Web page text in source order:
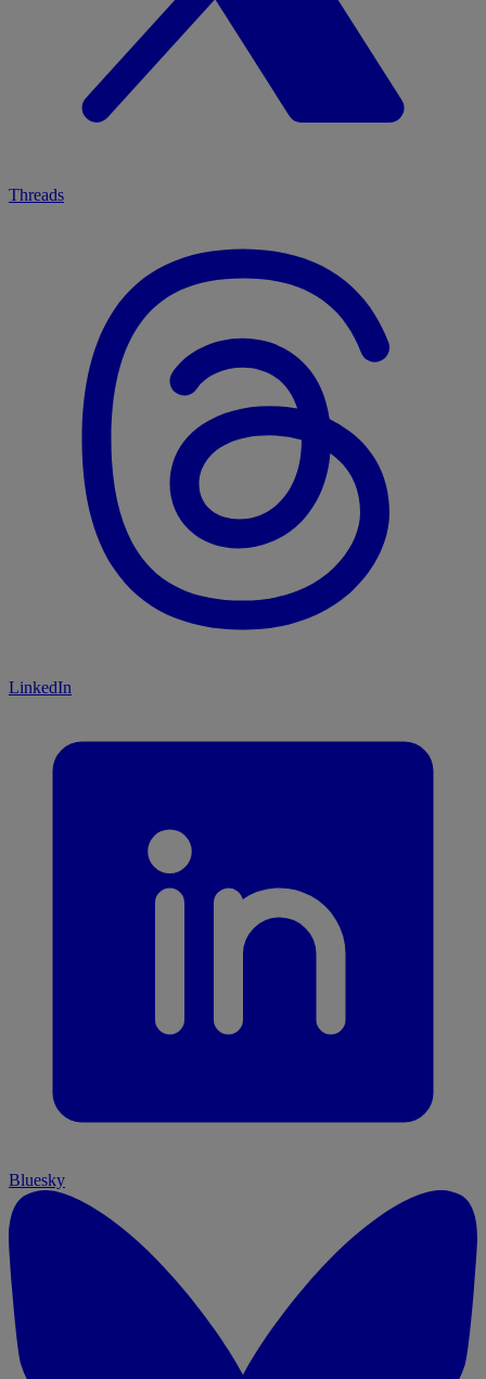
Threads
LinkedIn
Bluesky